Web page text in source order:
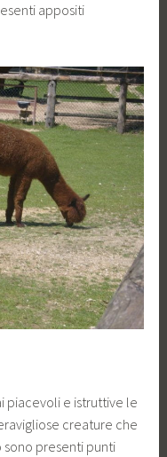
appositi
piacevoli e istruttive le
creature che
presenti punti